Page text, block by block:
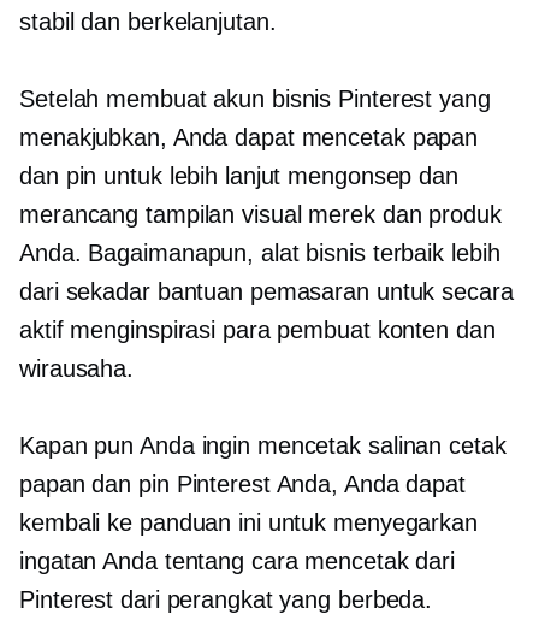
stabil dan berkelanjutan.
Setelah membuat akun bisnis Pinterest yang
menakjubkan, Anda dapat mencetak papan
dan pin untuk lebih lanjut mengonsep dan
merancang tampilan visual merek dan produk
Anda. Bagaimanapun, alat bisnis terbaik lebih
dari sekadar bantuan pemasaran untuk secara
aktif menginspirasi para pembuat konten dan
wirausaha.
Kapan pun Anda ingin mencetak salinan cetak
papan dan pin Pinterest Anda, Anda dapat
kembali ke panduan ini untuk menyegarkan
ingatan Anda tentang cara mencetak dari
Pinterest dari perangkat yang berbeda.